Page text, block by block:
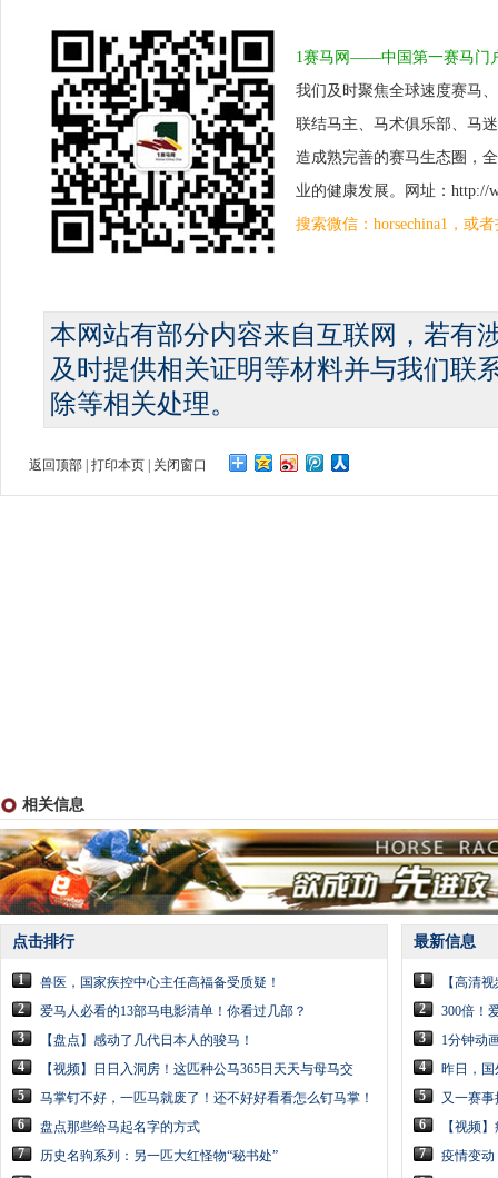
1赛马网——中国第一赛马门
我们及时聚焦全球速度赛马
联结马主、马术俱乐部、马
造成熟完善的赛马生态圈，
业的健康发展。网址：http://
搜索微信：horsechina1，或
本网站有部分内容来自互联网，若有
及时提供相关证明等材料并与我们联
除等相关处理。
返回顶部 打印本页 关闭窗口
相关信息
点击排行
1
兽医，国家疾控中心主任高福备受质疑！
2
爱马人必看的13部马电影清单！你看过几部？
3
【盘点】感动了几代日本人的骏马！
4
【视频】日日入洞房！这匹种公马365日天天与母马交
5
马掌钉不好，一匹马就废了！还不好好看看怎么钉马掌！
6
盘点那些给马起名字的方式
7
历史名驹系列：另一匹大红怪物“秘书处”
最新信息
1
【高清
2
300倍！
3
1分钟动
4
昨日，国
5
又一赛
6
【视频
7
疫情变动